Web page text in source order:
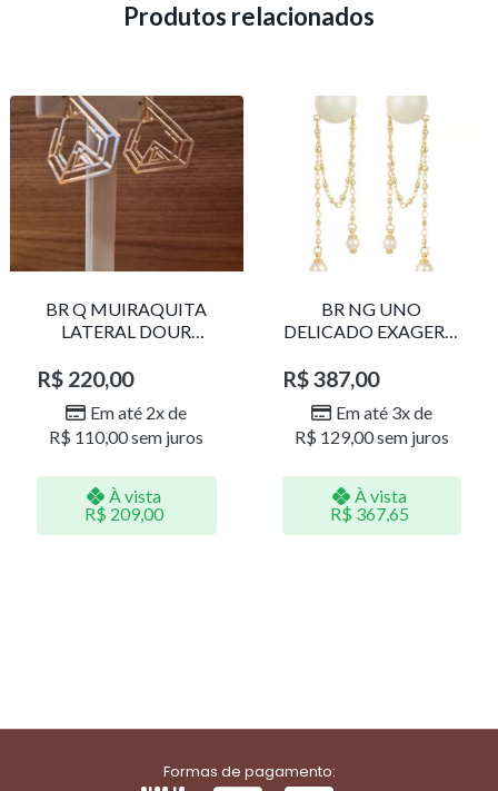
Produtos relacionados
BR Q MUIRAQUITA
LATERAL DOUR
R$ 220,00
Em até 2x de
R$ 110,00sem juros
À vista
R$ 209,00
BR NG UNO
DELICADO EXAGERO
R$387,00
Em até 3x de
R$ 129,00sem juros
À vista
R$ 367,65
Formas de pagamento: